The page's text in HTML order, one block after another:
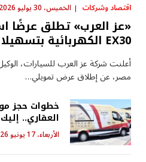
اقتصاد وشركات الخميس، 30 يوليو 2026 - 4:55 م
EX30 الكهربائية بتسهيلات وتمويل 0%
مصر، عن إطلاق عرض تمويلي…
خطوات حجز
العقاري..
الأربعاء، 17 يونيو 2026 - 7:58 م